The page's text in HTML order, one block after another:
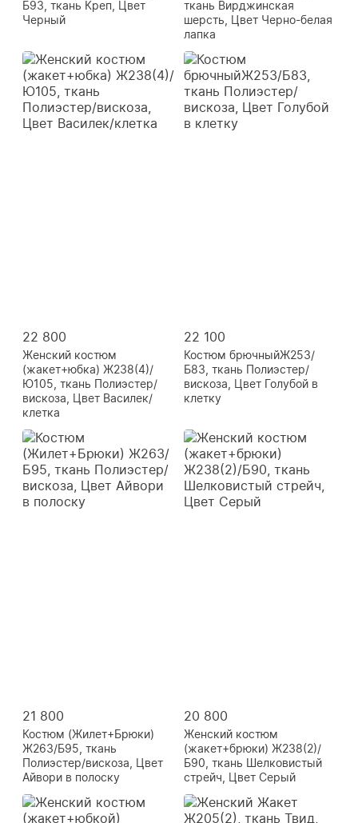
Б93, ткань Креп, Цвет
Черный
ткань Вирджинская
шерсть, Цвет Черно-белая
лапка
22 800
Женский костюм
(жакет+юбка) Ж238(4)/
Ю105, ткань Полиэстер/
вискоза, Цвет Василек/
клетка
22 100
Костюм брючныйЖ253/
Б83, ткань Полиэстер/
вискоза, Цвет Голубой в
клетку
21 800
Костюм (Жилет+Брюки)
Ж263/Б95, ткань
Полиэстер/вискоза, Цвет
Айвори в полоску
20 800
Женский костюм
(жакет+брюки) Ж238(2)/
Б90, ткань Шелковистый
стрейч, Цвет Серый